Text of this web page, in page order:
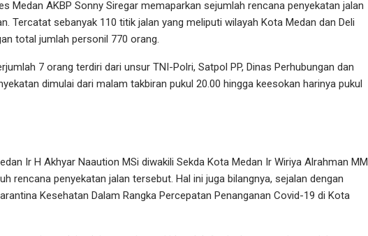
Medan AKBP Sonny Siregar memaparkan sejumlah rencana penyekatan jalan
Tercatat sebanyak 110 titik jalan yang meliputi wilayah Kota Medan dan Deli
total jumlah personil 770 orang.
7 orang terdiri dari unsur TNI-Polri, Satpol PP, Dinas Perhubungan dan
dimulai dari malam takbiran pukul 20.00 hingga keesokan harinya pukul
Ir H Akhyar Naaution MSi diwakili Sekda Kota Medan Ir Wiriya Alrahman MM
rencana penyekatan jalan tersebut. Hal ini juga bilangnya, sejalan dengan
Kesehatan Dalam Rangka Percepatan Penanganan Covid-19 di Kota